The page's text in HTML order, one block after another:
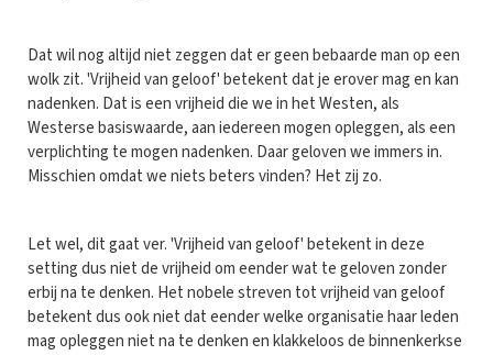
Dat wil nog altijd niet zeggen dat er geen bebaarde man op een
wolk zit. 'Vrijheid van geloof' betekent dat je erover mag en kan
nadenken. Dat is een vrijheid die we in het Westen, als
Westerse basiswaarde, aan iedereen mogen opleggen, als een
verplichting te mogen nadenken. Daar geloven we immers in.
Misschien omdat we niets beters vinden? Het zij zo.
Let wel, dit gaat ver. 'Vrijheid van geloof' betekent in deze
setting dus niet de vrijheid om eender wat te geloven zonder
erbij na te denken. Het nobele streven tot vrijheid van geloof
betekent dus ook niet dat eender welke organisatie haar leden
mag opleggen niet na te denken en klakkeloos de binnenkerkse